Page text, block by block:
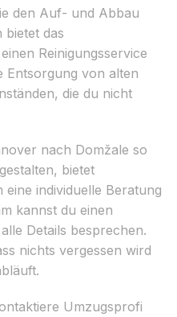
den Auf- und Abbau
das
Reinigungsservice
Entsorgung von alten
die du nicht
nach Domžale so
bietet
individuelle Beratung
kannst du einen
Details besprechen.
nichts vergessen wird
Umzugsprofi